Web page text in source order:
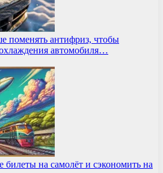
поменять антифриз, чтобы
автомобиля…
на самолёт и сэкономить на